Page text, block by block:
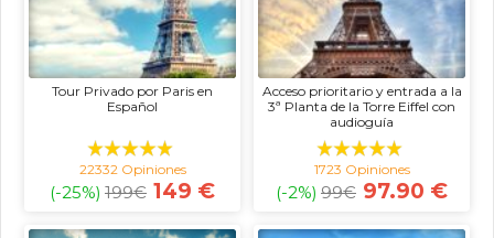
Tour Privado por Paris en
Español
22332 Opiniones
(-25%) 199€ 149 €
Acceso prioritario y entrada a la
3ª Planta de la Torre Eiffel con
audioguía
1723 Opiniones
(-2%) 99€ 97.90 €